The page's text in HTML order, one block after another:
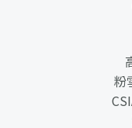
粉